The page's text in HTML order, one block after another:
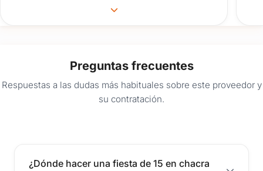
en todo momento. Mil gracias. Juan y
Preguntas frecuentes
Respuestas a las dudas más habituales sobre este proveedor y
su contratación.
¿Dónde hacer una fiesta de 15 en chacra